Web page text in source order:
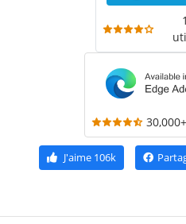
J'aime106k